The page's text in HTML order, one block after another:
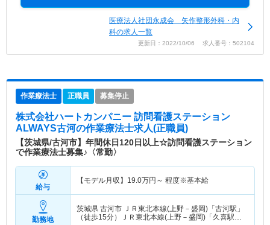
医療法人社団永成会 矢作整形外科・内
科の求人一覧
更新日：2022/10/06 求人番号：502104
作業療法士 正職員 募集停止
株式会社ハートカンパニー 訪問看護ステーション
ALWAYS古河の作業療法士求人(正職員)
【茨城県/古河市】年間休日120日以上☆訪問看護ステーション
で作業療法士募集♪〈常勤〉
給与
【モデル月収】 19.0万円～ 程度※基本給
勤務地
茨城県 古河市 ＪＲ東北本線(上野－盛岡)「古河駅」
（徒歩15分）ＪＲ東北本線(上野－盛岡)「久喜駅」